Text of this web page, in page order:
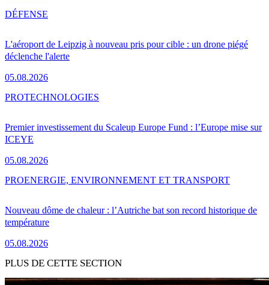
L'aéroport de Leipzig à nouveau pris pour cible : un drone piégé
déclenche l'alerte
05.08.2026
DÉFENSE
Premier investissement du Scaleup Europe Fund : l’Europe mise sur
ICEYE
05.08.2026
PROTECHNOLOGIES
Nouveau dôme de chaleur : l’Autriche bat son record historique de
température
05.08.2026
PROENERGIE, ENVIRONNEMENT ET TRANSPORT
PLUS DE CETTE SECTION